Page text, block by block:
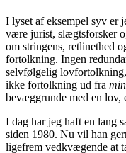
I lyset af eksempel syv er
være jurist, slægtsforsker
om stringens, retlinethed
fortolkning. Ingen
selvfølgelig
ikke fortolkning ud fra
bevæggrunde med en lov,
I dag har jeg haft en lang
siden 1980. Nu vil han
ligefrem vedkvægende at